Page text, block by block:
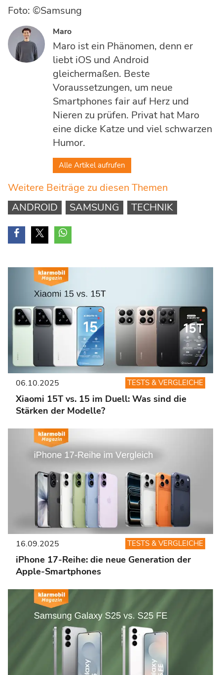
Foto: ©Samsung
Maro
Maro ist ein Phänomen, denn er
liebt iOS und Android
gleichermaßen. Beste
Voraussetzungen, um neue
Smartphones fair auf Herz und
Nieren zu prüfen. Privat hat Maro
eine dicke Katze und viel schwarzen
Humor.
Alle Artikel aufrufen
Weitere Beiträge zu diesen Themen
ANDROID
SAMSUNG TECHNIK
Xiaomi 15T vs. 15 im Duell: Was sind die
Stärken der Modelle?
TESTS & VERGLEICHE
06.10.2025
iPhone 17-Reihe: die neue Generation der
Apple-Smartphones
TESTS & VERGLEICHE
16.09.2025